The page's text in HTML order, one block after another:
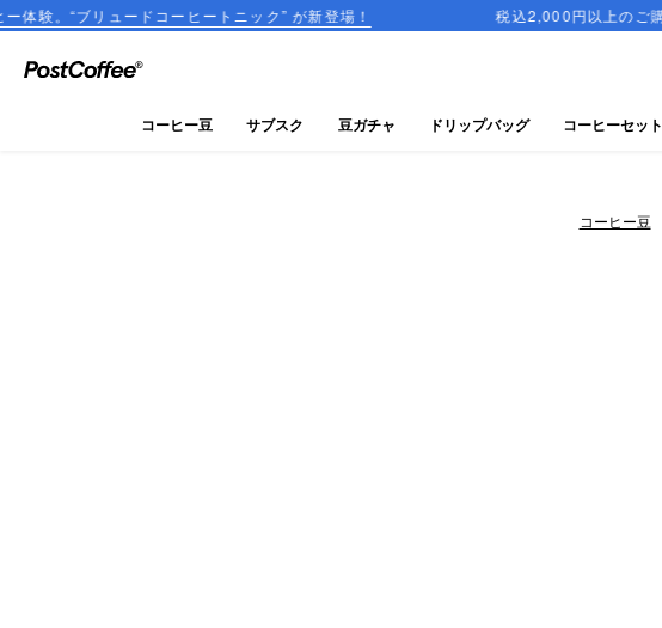
ドコーヒートニック” が新登場！ 税込2,000円以上のご購入で送料無料
close
コーヒー豆
コーヒー豆 サブスク 豆ガチャ ドリップバッグ コーヒーセット